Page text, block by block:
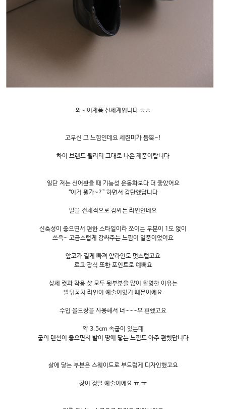
와~ 이제품 신세계입니다 ㅎㅎ
고무신 그 느낌인데요 세련미가 듬뿍~!
하이 브랜드 퀄리티 그대로 나온 제품이랍니다
일단 저는 신어봤을 때 기능성 운동화보다 더 좋았어요
“이거 뭔가~?” 하면서 감탄했답니다
발을 전체적으로 감싸는 라인인데요
신축성이 좋으면서 편한 스타일이라 쪼이는 부분이 1도 없이
쓰윽~ 고급스럽게 감싸주는 느낌이 일품이었어요
앞코가 길게 빠져 앞라인도 멋스럽고요
로고 장식 또한 포인트로 예뻐요
상세 컷과 착용 샷 모두 뒷부분을 많이 촬영한 이유는
발뒤꿈치 라인이 예술이었기 때문이에요
수입 몰드창을 사용해서 너~~~무 편했고요
약 3.5cm 속굽이 있는데
굽의 텐션이 좋으면서 발이 땅에 닿는 느낌도 아주 편했답니다
살에 닿는 부분은 스웨이드로 부드럽게 디자인했고요
창이 정말 예술이에요 ㅠ.ㅠ